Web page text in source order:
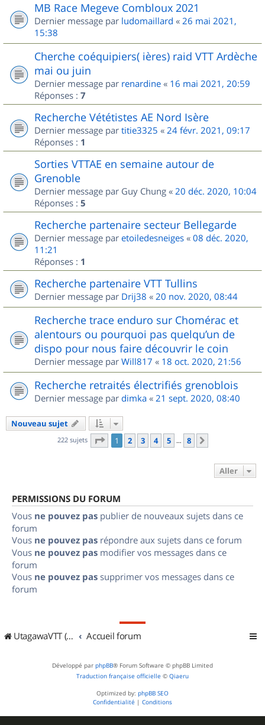
MB Race Megeve Combloux 2021
Dernier message par ludomaillard « 26 mai 2021,
15:38
Cherche coéquipiers( ières) raid VTT Ardèche
mai ou juin
Dernier message par renardine « 16 mai 2021, 20:59
Réponses : 7
Recherche Vététistes AE Nord Isère
Dernier message par titie3325 « 24 févr. 2021, 09:17
Réponses : 1
Sorties VTTAE en semaine autour de
Grenoble
Dernier message par Guy Chung « 20 déc. 2020, 10:04
Réponses : 5
Recherche partenaire secteur Bellegarde
Dernier message par etoiledesneiges « 08 déc. 2020,
11:21
Réponses : 1
Recherche partenaire VTT Tullins
Dernier message par Drij38 « 20 nov. 2020, 08:44
Recherche trace enduro sur Chomérac et
alentours ou pourquoi pas quelqu’un de
dispo pour nous faire découvrir le coin
Dernier message par Will817 « 18 oct. 2020, 21:56
Recherche retraités électrifiés grenoblois
Dernier message par dimka « 21 sept. 2020, 08:40
Nouveau sujet
222 sujets Page 1sur
1 2 3 4 5 … 8
Aller
PERMISSIONS DU FORUM
Vous ne pouvez pas publier de nouveaux sujets dans ce
forum
Vous ne pouvez pas répondre aux sujets dans ce forum
Vous ne pouvez pas modifier vos messages dans ce
forum
Vous ne pouvez pas supprimer vos messages dans ce
forum
UtagawaVTT (Randos VTT et VTTAE avec traces GPS) Accueil forum
Développé par phpBB® Forum Software © phpBB Limited
Traduction française officielle © Qiaeru
Optimized by: phpBB SEO
Confidentialité | Conditions